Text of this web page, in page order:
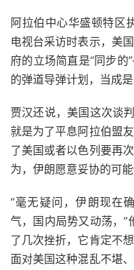
阿拉伯中心华盛顿特区
电视台采访时表示，美
府的立场简直是“同步
的弹道导弹计划，当成
贾汉还说，美国这次谈
就是为了平息阿拉伯盟
了美国或者以色列要再
为，伊朗愿意妥协的可能
“毫无疑问，伊朗现在
气，国内局势又动荡，”
了几次挫折，它肯定不
面对美国这种混乱不堪